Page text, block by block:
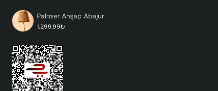
Palmıer Ahşap Abajur
1.299,99₺